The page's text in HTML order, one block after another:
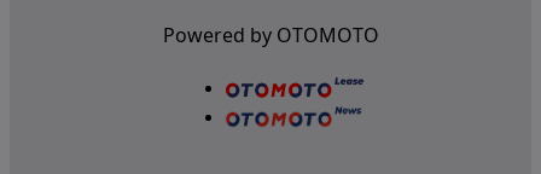
Powered by OTOMOTO